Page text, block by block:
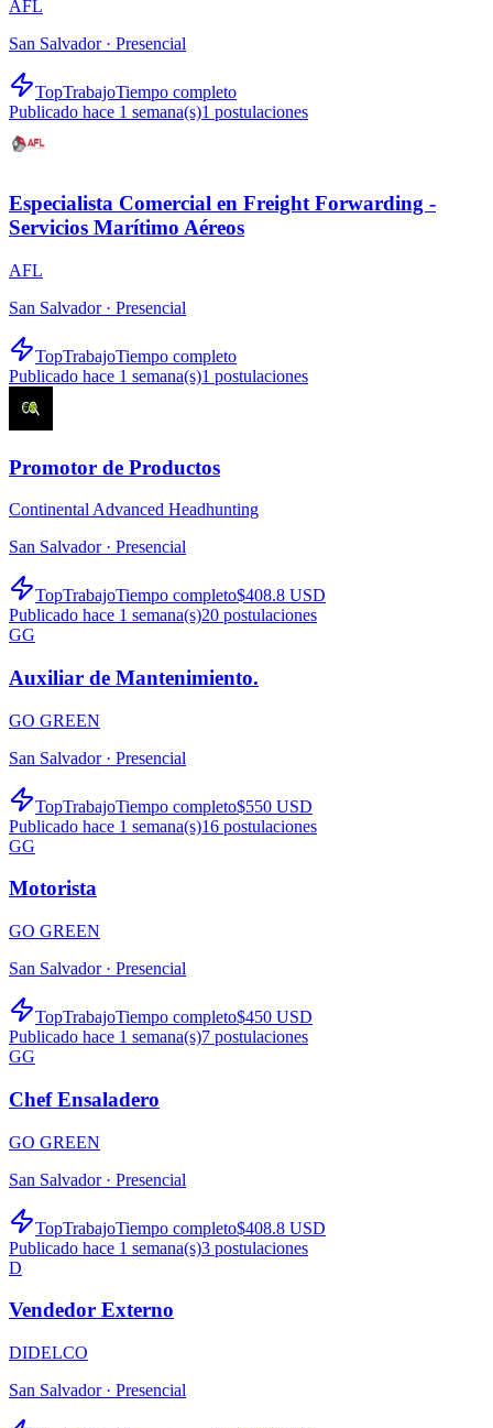
AFL
San Salvador · Presencial
TopTrabajoTiempo completo
Publicado hace 1 semana(s)1 postulaciones
Especialista Comercial en Freight Forwarding -
Servicios Marítimo Aéreos
AFL
San Salvador · Presencial
TopTrabajoTiempo completo
Publicado hace 1 semana(s)1 postulaciones
Promotor de Productos
Continental Advanced Headhunting
San Salvador · Presencial
TopTrabajoTiempo completo$408.8 USD
Publicado hace 1 semana(s)20 postulaciones
GG
Auxiliar de Mantenimiento.
GO GREEN
San Salvador · Presencial
TopTrabajoTiempo completo$550 USD
Publicado hace 1 semana(s)16 postulaciones
GG
Motorista
GO GREEN
San Salvador · Presencial
TopTrabajoTiempo completo$450 USD
Publicado hace 1 semana(s)7 postulaciones
GG
Chef Ensaladero
GO GREEN
San Salvador · Presencial
TopTrabajoTiempo completo$408.8 USD
Publicado hace 1 semana(s)3 postulaciones
D
Vendedor Externo
DIDELCO
San Salvador · Presencial